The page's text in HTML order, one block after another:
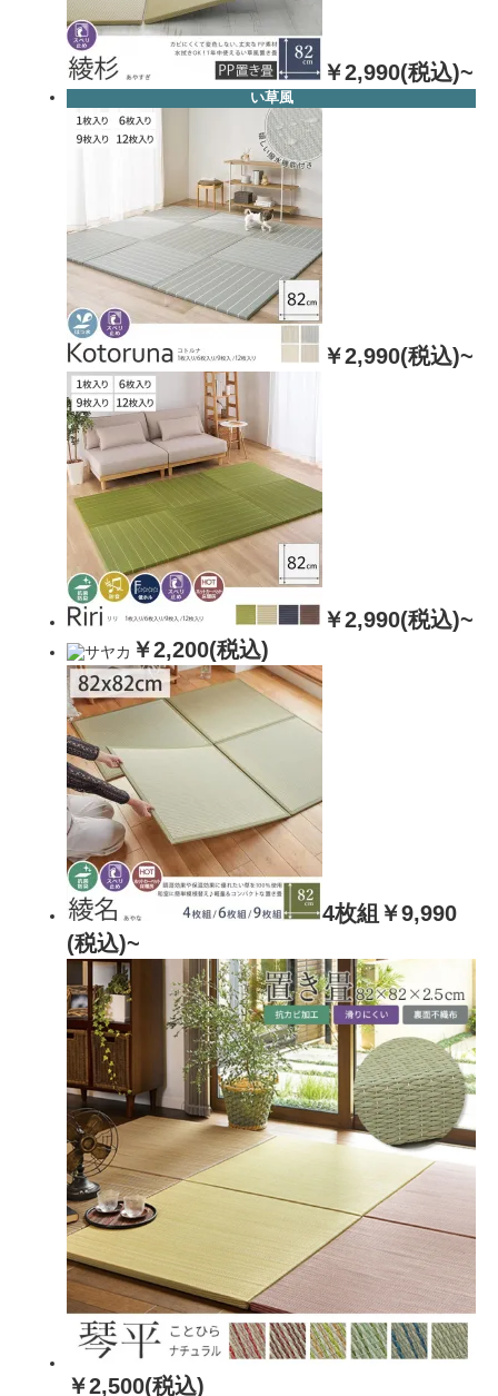
￥2,990(税込)~
い草風
￥2,990(税込)~
￥2,990(税込)~
￥2,200(税込)
4枚組￥9,990
(税込)~
￥2,500(税込)